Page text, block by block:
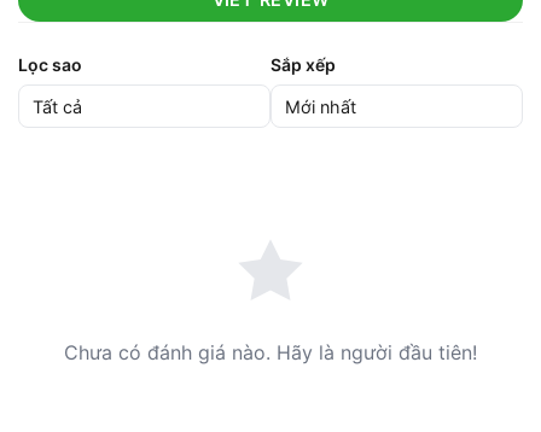
Lọc sao Sắp xếp
Chưa có đánh giá nào. Hãy là người đầu tiên!